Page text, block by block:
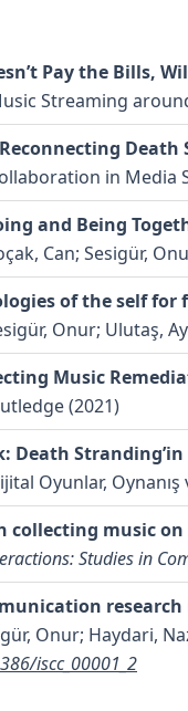
Pay the Bills,
Streaming
Death
in Media
and Being
Can; Sesigür,
of the self for
Onur; Ulutaş,
Music
(2021)
Death
Oyunlar, Oynanış
collecting music
Studies in
research
Onur; Haydari,
iscc_00001_2